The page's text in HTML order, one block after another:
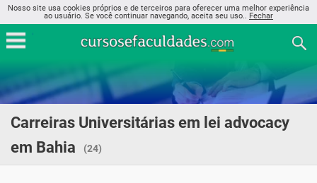
Nosso site usa cookies próprios e de terceiros para oferecer uma melhor experiência
ao usuário. Se você continuar navegando, aceita seu uso.. Fechar
Carreiras Universitárias em lei advocacy
em Bahia
(24)